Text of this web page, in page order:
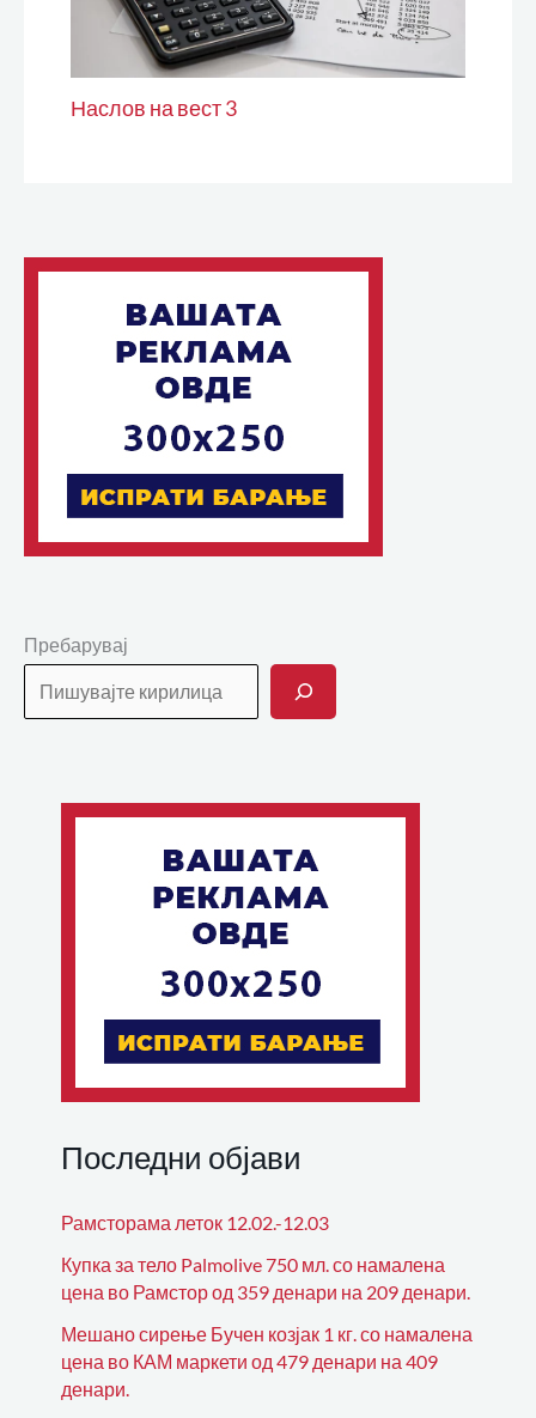
Наслов на вест 3
Пребарувај
Последни објави
Рамсторама леток 12.02.-12.03
Купка за тело Palmolive 750 мл. со намалена
цена во Рамстор од 359 денари на 209 денари.
Мешано сирење Бучен козјак 1 кг. со намалена
цена во КАМ маркети од 479 денари на 409
денари.